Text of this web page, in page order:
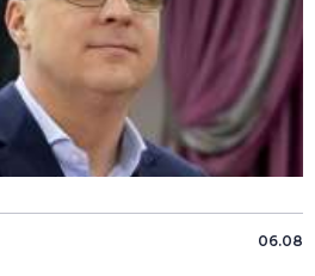
06.08